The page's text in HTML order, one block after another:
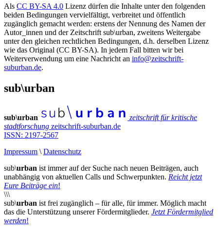
Als CC BY-SA 4.0 Lizenz dürfen die Inhalte unter den folgenden
beiden Bedingungen vervielfältigt, verbreitet und öffentlich
zugänglich gemacht werden: erstens der Nennung des Namen der
Autor_innen und der Zeitschrift sub\urban, zweitens Weitergabe
unter den gleichen rechtlichen Bedingungen, d.h. derselben Lizenz
wie das Original (CC BY-SA). In jedem Fall bitten wir bei
Weiterverwendung um eine Nachricht an info@zeitschrift-
suburban.de.
sub\urban
sub\urban
zeitschrift für kritische
stadtforschung zeitschrift-suburban.de
ISSN: 2197-2567
Impressum \ Datenschutz
sub\urban ist immer auf der Suche nach neuen Beiträgen, auch
unabhängig von aktuellen Calls und Schwerpunkten. Reicht jetzt
Eure Beiträge ein!
\\\
sub\urban ist frei zugänglich – für alle, für immer. Möglich macht
das die Unterstützung unserer Fördermitglieder. Jetzt Fördermitglied
werden!